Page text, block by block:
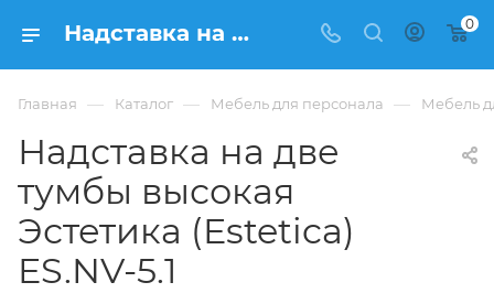
Надставка на две тумбы высокая Эстетика (Estetica) ES.NV-5.1 купить в Москве, цена 49 019 ₽. - интернет-магазин ФРАНКОМ 0
Главная — Каталог — Мебель для персонала — Мебель
Надставка на две
тумбы высокая
Эстетика (Estetica)
ES.NV-5.1